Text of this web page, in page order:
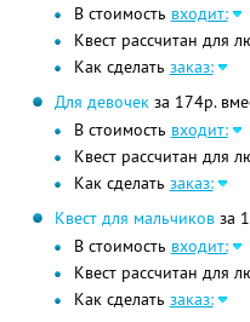
В стоимость входит:
Квест рассчитан для
Как сделать заказ:
Для девочекза 174р.
В стоимость входит:
Квест рассчитан для
Как сделать заказ:
Квест для мальчиковза
В стоимость входит:
Квест рассчитан для
Как сделать заказ: